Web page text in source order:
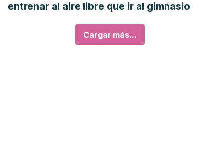
entrenar al aire libre que ir al gimnasio
Cargar más...